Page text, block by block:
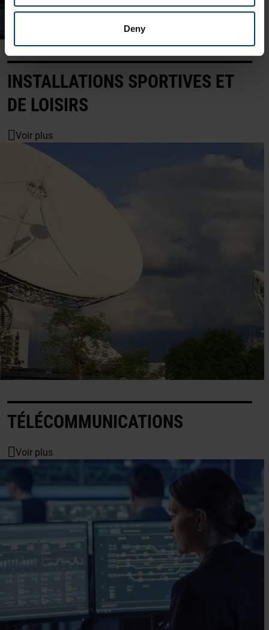
Deny
INSTALLATIONS SPORTIVES ET
DE LOISIRS
Voir plus
TÉLÉCOMMUNICATIONS
Voir plus